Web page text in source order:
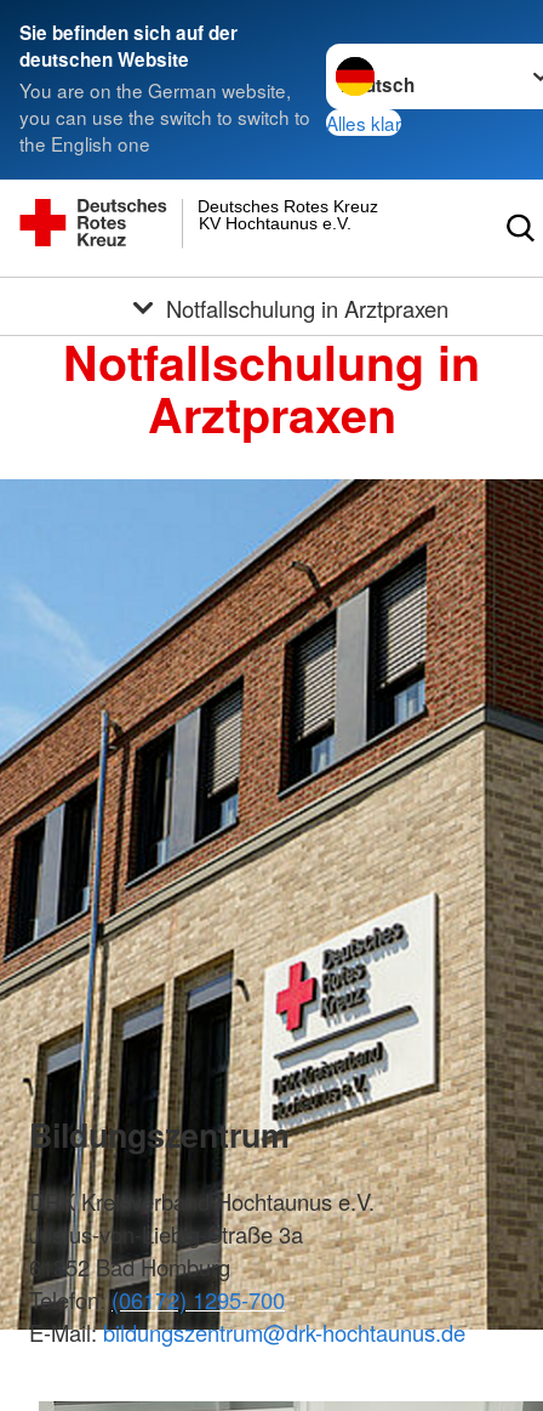
Sie befinden sich auf der
deutschen Website
You are on the German website,
you can use the switch to switch to
the English one
Sprache wechseln zu
Alles klar
KV Hochtaunus e.V.
Deutsches Rotes Kreuz
Notfallschulung in Arztpraxen
Notfallschulung in
Arztpraxen
Bildungszentrum
DRK Kreisverband Hochtaunus e.V.
Justus-von-Liebig-Straße 3a
61352 Bad Homburg
Telefon:(06172) 1295-700
E-Mail:bildungszentrum@drk-hochtaunus.de